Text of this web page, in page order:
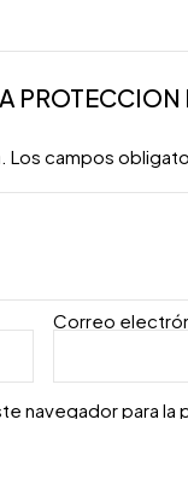
Los campos
Correo
navegador para la